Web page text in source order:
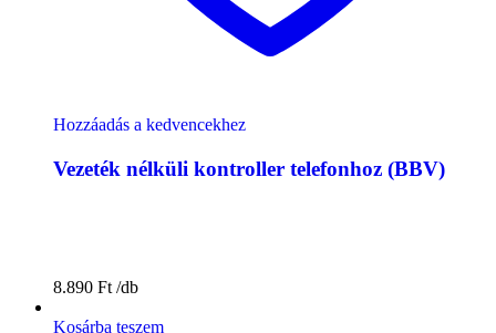
Hozzáadás a kedvencekhez
Vezeték nélküli kontroller telefonhoz (BBV)
8.890 Ft
Kosárba teszem